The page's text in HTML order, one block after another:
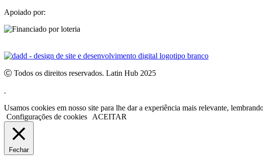
Apoiado por:
Ⓒ Todos os direitos reservados. Latin Hub 2025
.
Usamos cookies em nosso site para lhe dar a experiência mais relevante,
Configurações de cookies
ACEITAR
Fechar